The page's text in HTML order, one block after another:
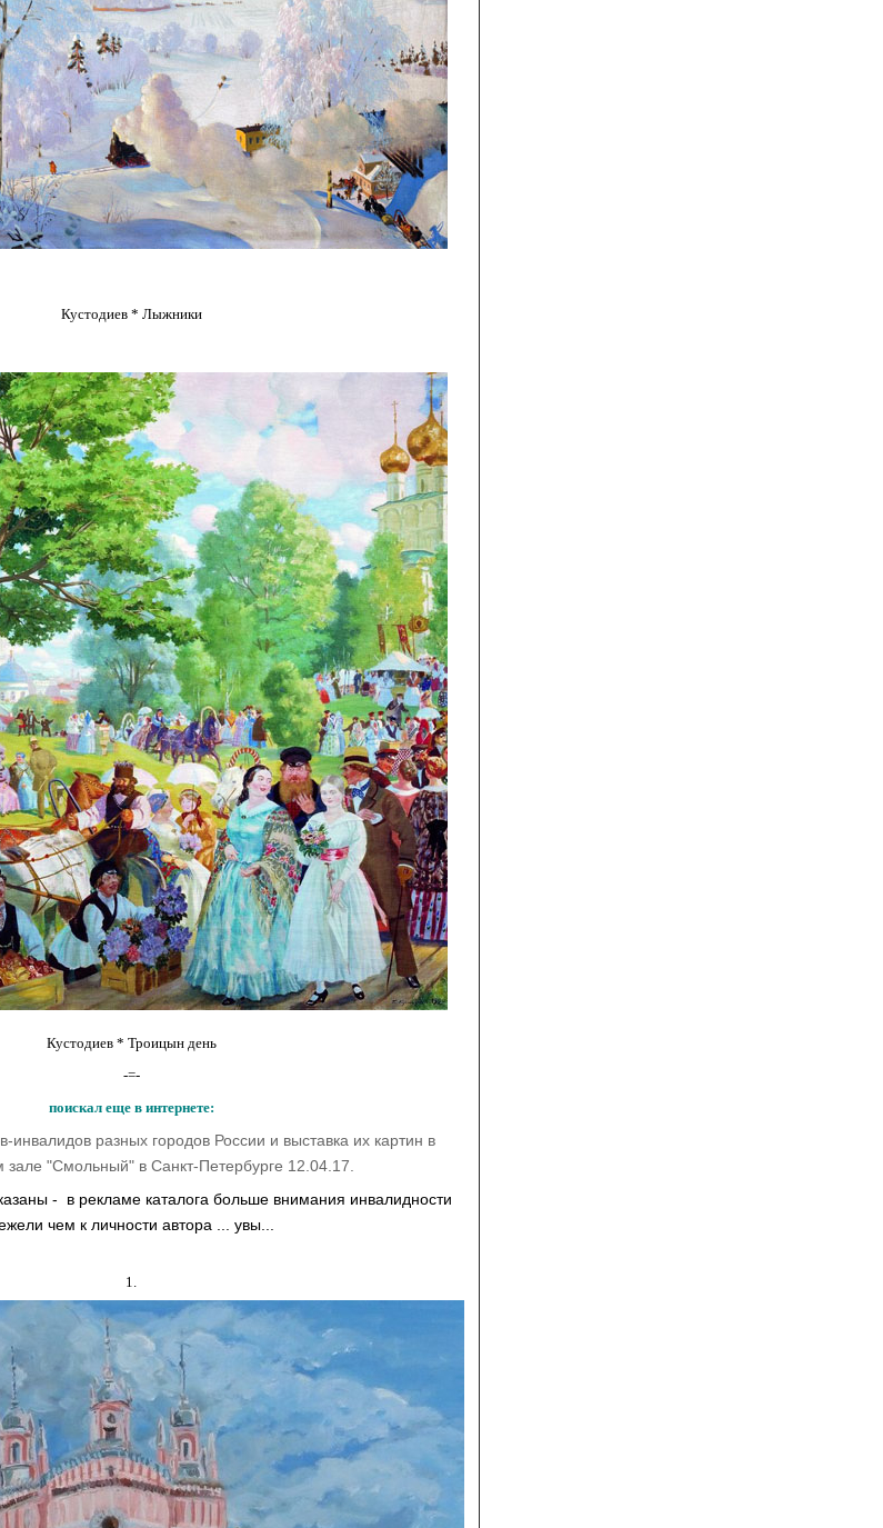
Кустодиев * Лыжники
Кустодиев * Троицын день
-=-
поискал еще в интернете:
инвалидов разных городов России и выставка их картин в
зале "Смольный" в Санкт-Петербурге 12.04.17.
- в рекламе каталога больше внимания инвалидности
чем к личности автора ... увы...
1.